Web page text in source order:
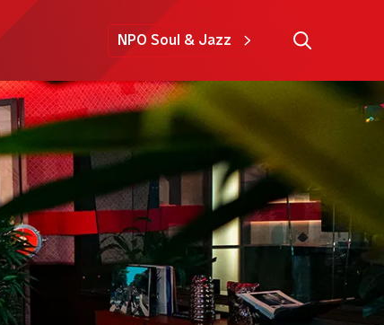
NPO Soul & Jazz